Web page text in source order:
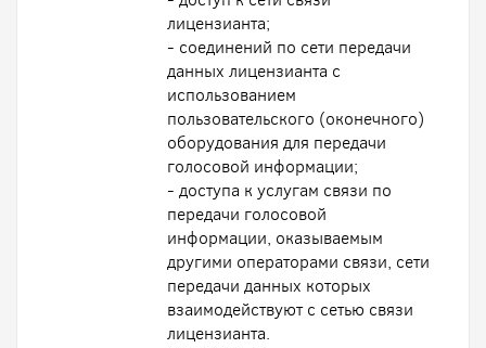
лицензианта;
- соединений по сети передачи
данных лицензианта с
использованием
пользовательского (оконечного)
оборудования для передачи
голосовой информации;
- доступа к услугам связи по
передачи голосовой
информации, оказываемым
другими операторами связи, сети
передачи данных которых
взаимодействуют с сетью связи
лицензианта.